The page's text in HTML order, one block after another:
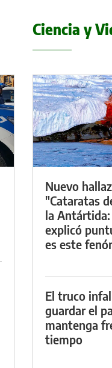
Ciencia y
Nuevo
"Cataratas
la
explicó
es este
El truco
guardar el
mantenga
tiempo